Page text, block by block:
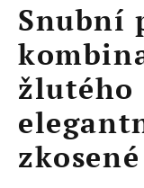
Snubní
žlutého